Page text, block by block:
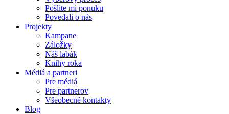
Pošlite mi ponuku
Povedali o nás
Projekty
Kampane
Záložky
Náš labák
Knihy roka
Médiá a partneri
Pre médiá
Pre partnerov
Všeobecné kontakty
Blog